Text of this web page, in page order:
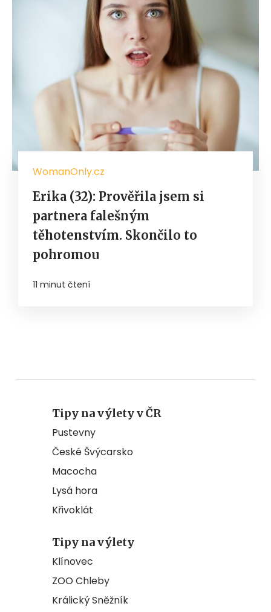
WomanOnly.cz
Erika (32): Prověřila jsem si
partnera falešným
těhotenstvím. Skončilo to
pohromou
11 minut čtení
Tipy na výlety v ČR
Pustevny
České Švýcarsko
Macocha
Lysá hora
Křivoklát
Tipy na výlety
Klínovec
ZOO Chleby
Králický Sněžník